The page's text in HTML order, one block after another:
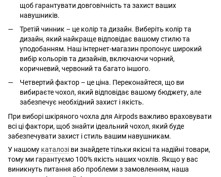
щоб гарантувати довговічність та захист ваших
навушників.
Третій чинник – це колір та дизайн. Виберіть колір та
дизайн, який найкраще відповідає вашому стилю та
уподобанням. Наш інтернет-магазин пропонує широкий
вибір кольорів та дизайнів, включаючи чорний,
коричневий, червоний та багато іншого.
Четвертий фактор – це ціна. Переконайтеся, що ви
вибираєте чохол, який відповідає вашому бюджету, але
забезпечує необхідний захист і якість.
При виборі шкіряного чохла для Airpods важливо враховувати
всі ці фактори, щоб знайти ідеальний чохол, який буде
забезпечувати захист і стиль вашим навушникам.
У нашому каталозі ви знайдете тільки якісні та надійні товари,
тому ми гарантуємо 100% якість наших чохлів. Якщо у вас
виникнуть питання або проблеми з замовленням, наша